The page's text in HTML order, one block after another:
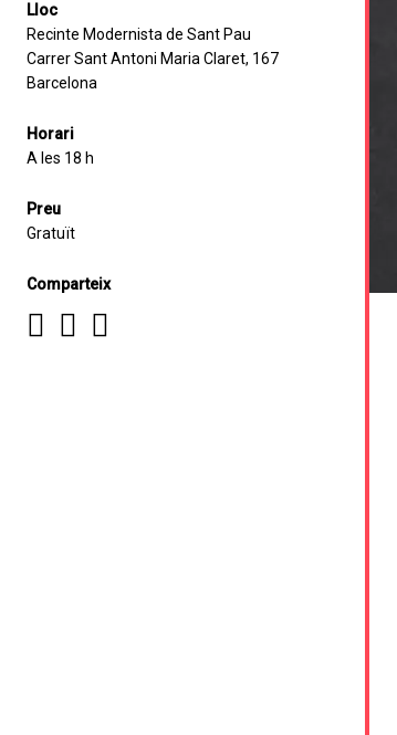
Lloc
Recinte Modernista de Sant Pau
Carrer Sant Antoni Maria Claret, 167
Barcelona
Horari
A les 18 h
Preu
Gratuït
Comparteix